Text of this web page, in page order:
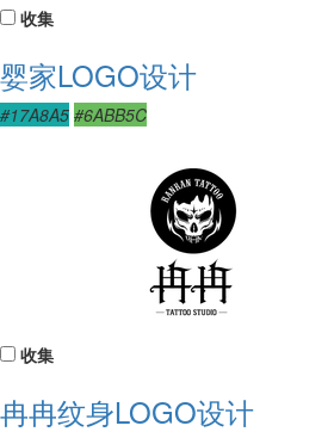
收集
婴家LOGO设计
#17A8A5 #6ABB5C
收集
冉冉纹身LOGO设计